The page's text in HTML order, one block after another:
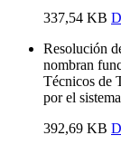
337,54 KB
Resolución
nombran
Técnicos de
por el
392,69 KB